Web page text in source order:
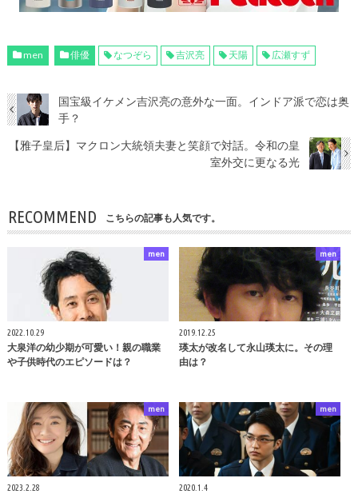
men 俳優 なつぞら 吉沢亮 天陽 広瀬すず
国宝級イケメン吉沢亮の意外な一面。インドア派で恋は奥
手？
【雅子皇后】マクロン大統領夫妻と笑顔で対話。令和の皇
室外交に更なる光
RECOMMEND こちらの記事も人気です。
men
2022.10.29
大泉洋の幼少期が可愛い！親の職業
や子供時代のエピソードは？
men
2019.12.25
瑛太が改名して永山瑛太に。その理
由は？
men
2023.2.28
men
2020.1.4